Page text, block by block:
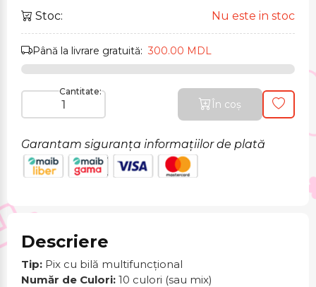
Stoc: Nu este in stoc
Până la livrare gratuită:300.00 MDL
Cantitate:
În coș
Garantam siguranța informațiilor de plată
Descriere
Tip: Pix cu bilă multifuncțional
Număr de Culori: 10 culori (sau mix)